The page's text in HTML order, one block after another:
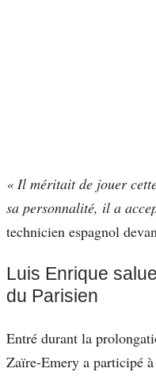
« Il méritait de jouer
sa personnalité, il a
technicien espagnol
Luis Enrique
du Parisien
Entré durant la
Zaïre-Emery a participé